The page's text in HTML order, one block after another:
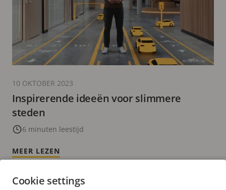
Inspirerende ideeën voor slimmere
steden
6 minuten leestijd
10 OKTOBER 2023
MEER LEZEN
Cookie settings